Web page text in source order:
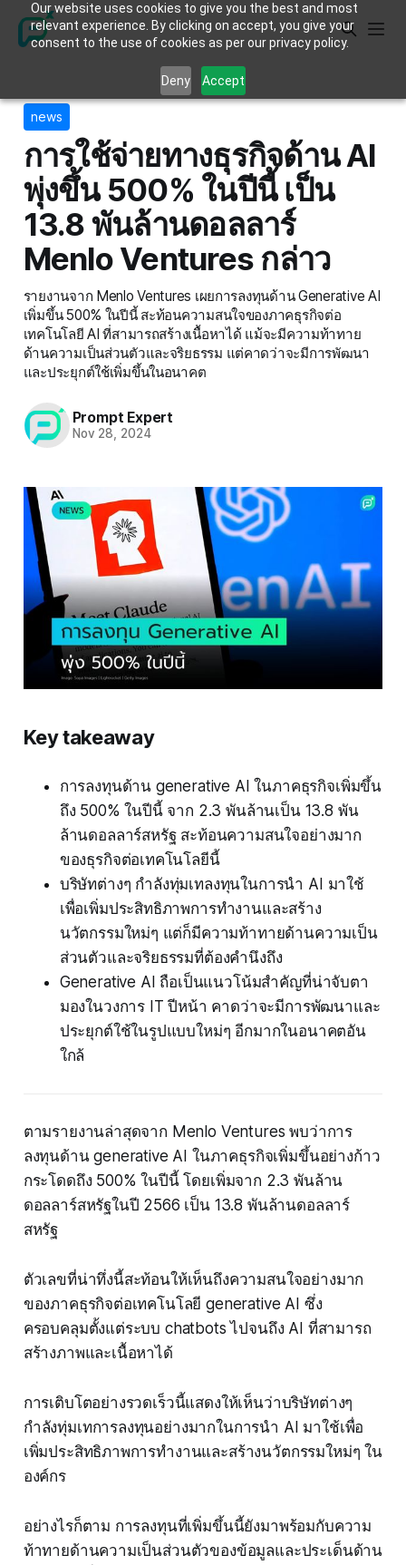
Our website uses cookies to give you the best and most
relevant experience. By clicking on accept, you give your
consent to the use of cookies as per our privacy policy.
Deny Accept
news
การใช้จ่ายทางธุรกิจด้าน AI
พุ่งขึ้น 500% ในปีนี้ เป็น
13.8 พันล้านดอลลาร์
Menlo Ventures กล่าว
รายงานจาก Menlo Ventures เผยการลงทุนด้าน Generative AI
เพิ่มขึ้น 500% ในปีนี้ สะท้อนความสนใจของภาคธุรกิจต่อ
เทคโนโลยี AI ที่สามารถสร้างเนื้อหาได้ แม้จะมีความท้าทาย
ด้านความเป็นส่วนตัวและจริยธรรม แต่คาดว่าจะมีการพัฒนา
และประยุกต์ใช้เพิ่มขึ้นในอนาคต
Prompt Expert
Nov 28, 2024
Key takeaway
การลงทุนด้าน generative AI ในภาคธุรกิจเพิ่มขึ้น
ถึง 500% ในปีนี้ จาก 2.3 พันล้านเป็น 13.8 พัน
ล้านดอลลาร์สหรัฐ สะท้อนความสนใจอย่างมาก
ของธุรกิจต่อเทคโนโลยีนี้
บริษัทต่างๆ กำลังทุ่มเทลงทุนในการนำ AI มาใช้
เพื่อเพิ่มประสิทธิภาพการทำงานและสร้าง
นวัตกรรมใหม่ๆ แต่ก็มีความท้าทายด้านความเป็น
ส่วนตัวและจริยธรรมที่ต้องคำนึงถึง
Generative AI ถือเป็นแนวโน้มสำคัญที่น่าจับตา
มองในวงการ IT ปีหน้า คาดว่าจะมีการพัฒนาและ
ประยุกต์ใช้ในรูปแบบใหม่ๆ อีกมากในอนาคตอัน
ใกล้
ตามรายงานล่าสุดจาก Menlo Ventures พบว่าการ
ลงทุนด้าน generative AI ในภาคธุรกิจเพิ่มขึ้นอย่างก้าว
กระโดดถึง 500% ในปีนี้ โดยเพิ่มจาก 2.3 พันล้าน
ดอลลาร์สหรัฐในปี 2566 เป็น 13.8 พันล้านดอลลาร์
สหรัฐ
ตัวเลขที่น่าทึ่งนี้สะท้อนให้เห็นถึงความสนใจอย่างมาก
ของภาคธุรกิจต่อเทคโนโลยี generative AI ซึ่ง
ครอบคลุมตั้งแต่ระบบ chatbots ไปจนถึง AI ที่สามารถ
สร้างภาพและเนื้อหาได้
การเติบโตอย่างรวดเร็วนี้แสดงให้เห็นว่าบริษัทต่างๆ
กำลังทุ่มเทการลงทุนอย่างมากในการนำ AI มาใช้เพื่อ
เพิ่มประสิทธิภาพการทำงานและสร้างนวัตกรรมใหม่ๆ ใน
องค์กร
อย่างไรก็ตาม การลงทุนที่เพิ่มขึ้นนี้ยังมาพร้อมกับความ
ท้าทายด้านความเป็นส่วนตัวของข้อมูลและประเด็นด้าน